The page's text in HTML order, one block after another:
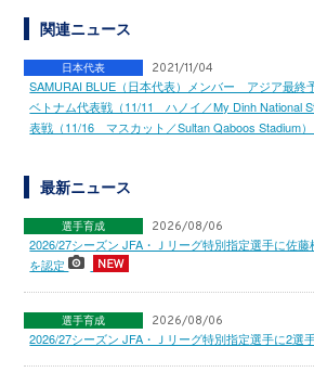
関連ニュース
日本代表 2021/11/04
SAMURAI BLUE（日本代表）メンバー アジア最終
ベトナム代表戦（11/11 ハノイ／My Dinh National
表戦（11/16 マスカット／Sultan Qaboos Stadium
最新ニュース
選手育成 2026/08/06
2026/27シーズン JFA・Ｊリーグ特別指定選手に佐藤
を認定
選手育成 2026/08/06
2026/27シーズン JFA・Ｊリーグ特別指定選手に2選